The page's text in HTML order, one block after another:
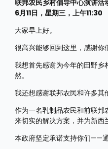
联邦农民乡村倡导中心演讲活
6月11日，星期三，上午11:30
大家早上好。
很高兴能够回到这里，感谢你
我想首先感谢为今年的田野
然。
我还想感谢联邦农民和许多其
作为一名乳制品农民和前联
来切实的解决方案，并为新西
本政府坚定承诺支持你们——